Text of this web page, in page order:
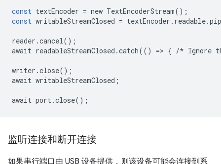
const textEncoder = new TextEncoderStream();
const writableStreamClosed = textEncoder . readable.
reader .cancel();
await readableStreamClosed .catch(() => { /* Ignore
writer .close();
await writableStreamClosed ;
await port.close();
监听连接和断开连接
如果串行端口由 USB 设备提供，则该设备可能会连接到系